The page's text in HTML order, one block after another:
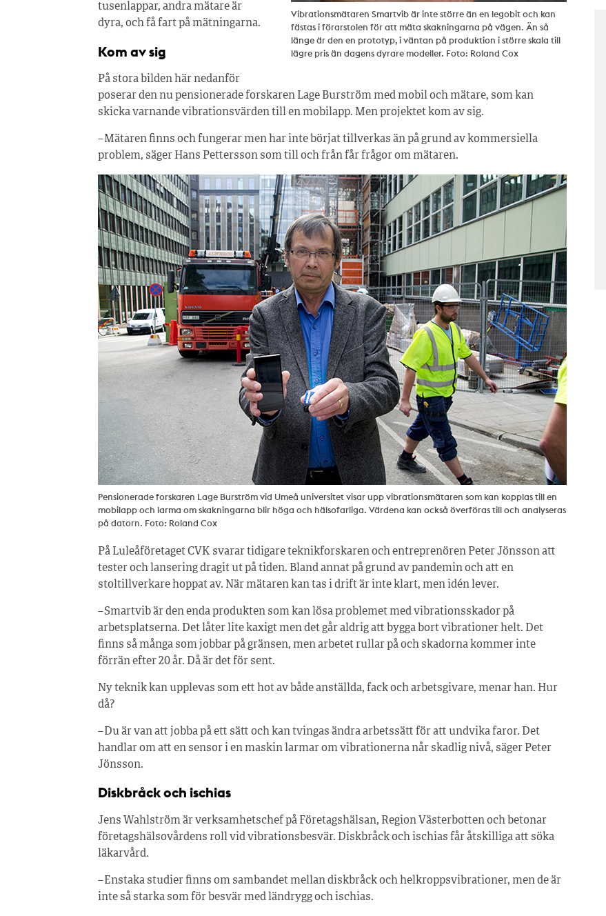
Vibrationsmätaren Smartvib är inte större än en legobit och kan
fästas i förarstolen för att mäta skakningarna på vägen. Än så
länge är den en prototyp, i väntan på produktion i större skala till
lägre pris än dagens dyrare modeller. Foto: Roland Cox
tusenlappar, andra mätare är
dyra, och få fart på mätningarna.
Kom av sig
På stora bilden här nedanför
poserar den nu pensionerade forskaren Lage Burström med mobil och mätare, som kan
skicka varnande vibrationsvärden till en mobilapp. Men projektet kom av sig.
– Mätaren finns och fungerar men har inte börjat tillverkas än på grund av kommersiella
problem, säger Hans Pettersson som till och från får frågor om mätaren.
Pensionerade forskaren Lage Burström vid Umeå universitet visar upp vibrationsmätaren som kan kopplas till en
mobilapp och larma om skakningarna blir höga och hälsofarliga. Värdena kan också överföras till och analyseras
på datorn. Foto: Roland Cox
På Luleåföretaget CVK svarar tidigare teknikforskaren och entreprenören Peter Jönsson att
tester och lansering dragit ut på tiden. Bland annat på grund av pandemin och att en
stoltillverkare hoppat av. När mätaren kan tas i drift är inte klart, men idén lever.
– Smartvib är den enda produkten som kan lösa problemet med vibrationsskador på
arbetsplatserna. Det låter lite kaxigt men det går aldrig att bygga bort vibrationer helt. Det
finns så många som jobbar på gränsen, men arbetet rullar på och skadorna kommer inte
förrän efter 20 år. Då är det för sent.
Ny teknik kan upplevas som ett hot av både anställda, fack och arbetsgivare, menar han. Hur
då?
– Du är van att jobba på ett sätt och kan tvingas ändra arbetssätt för att undvika faror. Det
handlar om att en sensor i en maskin larmar om vibrationerna når skadlig nivå, säger Peter
Jönsson.
Diskbråck och ischias
Jens Wahlström är verksamhetschef på Företagshälsan, Region Västerbotten och betonar
företagshälsovårdens roll vid vibrationsbesvär. Diskbråck och ischias får åtskilliga att söka
läkarvård.
– Enstaka studier finns om sambandet mellan diskbråck och helkroppsvibrationer, men de är
inte så starka som för besvär med ländrygg och ischias.